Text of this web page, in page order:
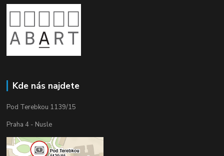
Kde nás najdete
Pod Terebkou 1139/15
Praha 4 - Nusle